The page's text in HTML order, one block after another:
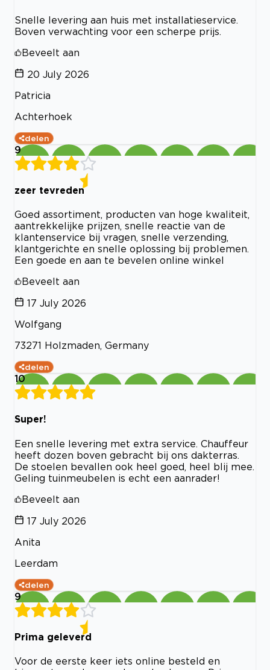
Snelle levering aan huis met installatieservice.
Boven verwachting voor een scherpe prijs.
Beveelt aan
20 July 2026
Patricia
Achterhoek
delen
9
zeer tevreden
Goed assortiment, producten van hoge kwaliteit,
aantrekkelijke prijzen, snelle reactie van de
klantenservice bij vragen, snelle verzending,
klantgerichte en snelle oplossing bij problemen.
Een goede en aan te bevelen online winkel
Beveelt aan
17 July 2026
Wolfgang
73271 Holzmaden, Germany
delen
10
Super!
Een snelle levering met extra service. Chauffeur
heeft dozen boven gebracht bij ons dakterras.
De stoelen bevallen ook heel goed, heel blij mee.
Geling tuinmeubelen is echt een aanrader!
Beveelt aan
17 July 2026
Anita
Leerdam
delen
9
Prima geleverd
Voor de eerste keer iets online besteld en